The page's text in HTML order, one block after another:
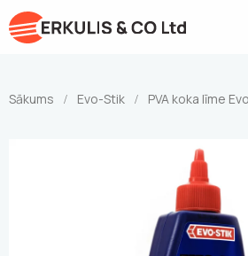
Sākums / Evo-Stik / PVA koka līme